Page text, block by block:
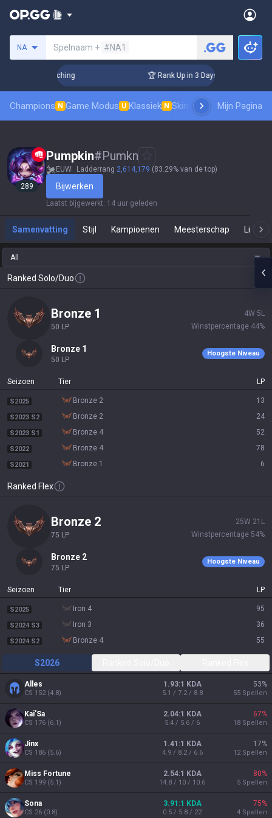
NA Spelnaam + #NA1
Coaching 🏆 Rank Up in 3 Days! Challenger
Champions N Game Modus U Klassiek N SkinsranglijstMijn Pagina
289
Pumpkin#Pumkn
EUW Ladderrang 2,614,179 (83.29% van de top)
Bijwerken
Laatst bijgewerkt: 14 uur geleden
Samenvatting Stijl Kampioenen Meesterschap Live
All
Ranked Solo/Duo
bronze 1
50 LP
4W 5 L
Winstpercentage 44%
bronze 1
50 LP
Hoogste Niveau
Seizoen Tier LP
S2025 bronze 2 13
S2023 S2 bronze 2 24
S2023 S1 bronze 4 52
S2022 bronze 4 78
S2021 bronze 1 6
Ranked Flex
bronze 2
75 LP
25W 21 L
Winstpercentage 54%
bronze 2
75 LP
Hoogste Niveau
Seizoen Tier LP
S2025 iron 4 95
S2024 S3 iron 3 36
S2024 S2 bronze 4 55
S2026
Alles
CS 152(4.8)
1.93:1 KDA
5.1 / 7.2 / 8.8
53%
55 Spellen
Kai'Sa
CS 176 (6.1)
2.04:1 KDA
5.4 / 5.6 / 6
67%
18 Spellen
Jinx
CS 186 (5.6)
1.41:1 KDA
4.9 / 8.2 / 6.6
17%
12 Spellen
Miss Fortune
CS 199 (5.1)
2.54:1 KDA
14.8 / 10 / 10.6
80%
5 Spellen
Sona
CS 26 (0.8)
3.91:1 KDA
0.5 / 5.8 / 22
75%
4 Spellen